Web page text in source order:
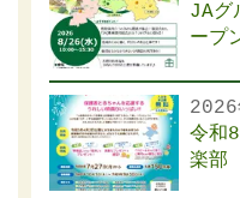
JAグ
ープ
2026
令和
楽部